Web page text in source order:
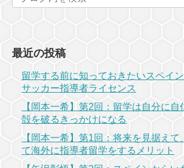
最近の投稿
留学する前に知っておきたいスペイ
サッカー指導者ライセンス
【岡本一希】第2回：留学は自分に自
殻を破るきっかけになる
【岡本一希】第1回：将来を見据えて
て海外に指導者留学をするメリット